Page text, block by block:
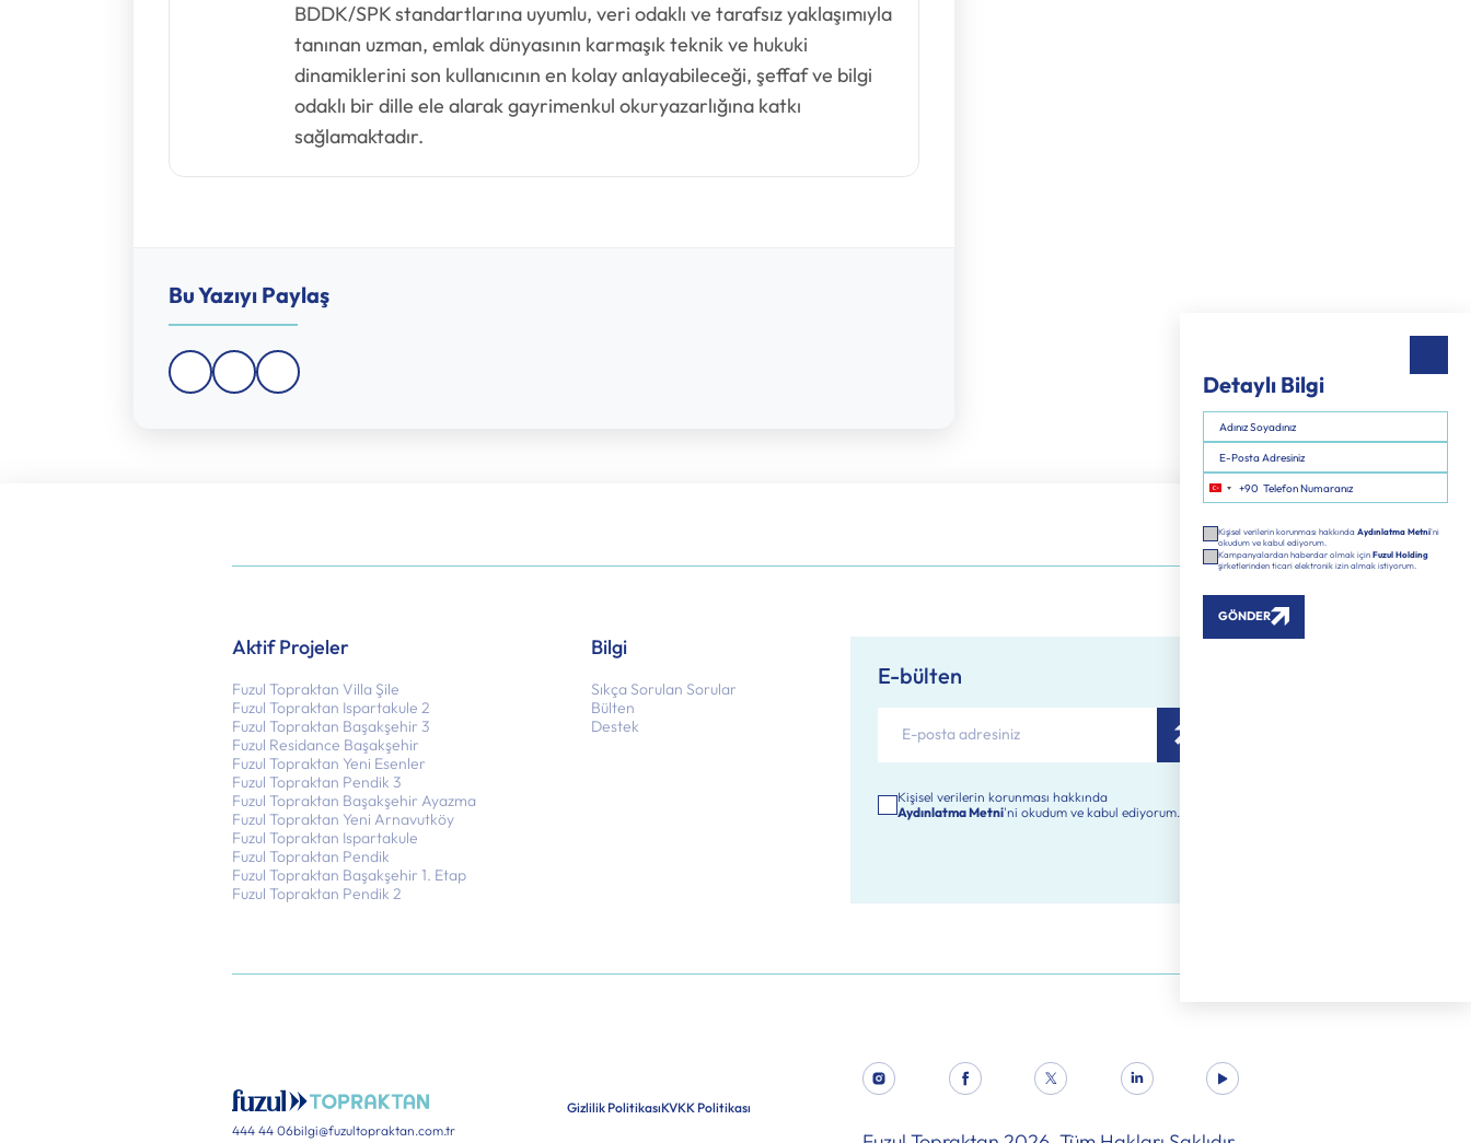
BDDK/SPK standartlarına uyumlu, veri odaklı ve tarafsız yaklaşımıyla
tanınan uzman, emlak dünyasının karmaşık teknik ve hukuki
dinamiklerini son kullanıcının en kolay anlayabileceği, şeffaf ve bilgi
odaklı bir dille ele alarak gayrimenkul okuryazarlığına katkı
sağlamaktadır.
Bu Yazıyı Paylaş
Aktif Projeler
Fuzul Topraktan Villa Şile
Fuzul Topraktan Ispartakule 2
Fuzul Topraktan Başakşehir 3
Fuzul Residance Başakşehir
Fuzul Topraktan Yeni Esenler
Fuzul Topraktan Pendik 3
Fuzul Topraktan Başakşehir Ayazma
Fuzul Topraktan Yeni Arnavutköy
Fuzul Topraktan Ispartakule
Fuzul Topraktan Pendik
Fuzul Topraktan Başakşehir 1. Etap
Fuzul Topraktan Pendik 2
Bilgi
Sıkça Sorulan Sorular
Bülten
Destek
E-bülten
Kişisel verilerin korunması hakkında
Aydınlatma Metni'ni okudum ve kabul ediyorum.
444 44 06bilgi@fuzultopraktan.com.tr
Gizlilik PolitikasıKVKK Politikası